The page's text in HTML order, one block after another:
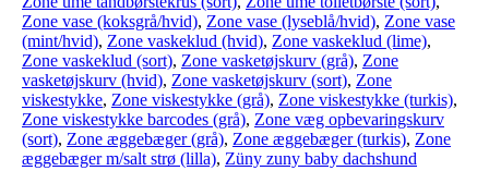
Zone vase (koksgrå/hvid), Zone vase (lyseblå/hvid), Zone vase
(mint/hvid), Zone vaskeklud (hvid), Zone vaskeklud (lime),
Zone vaskeklud (sort), Zone vasketøjskurv (grå), Zone
vasketøjskurv (hvid), Zone vasketøjskurv (sort), Zone
viskestykke, Zone viskestykke (grå), Zone viskestykke (turkis),
Zone viskestykke barcodes (grå), Zone væg opbevaringskurv
(sort), Zone æggebæger (grå), Zone æggebæger (turkis), Zone
æggebæger m/salt strø (lilla), Züny zuny baby dachshund